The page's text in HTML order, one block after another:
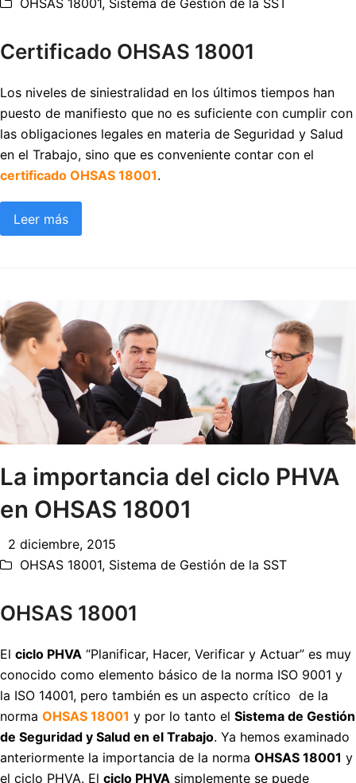
Certificado OHSAS 18001
Los niveles de siniestralidad en los últimos tiempos han
puesto de manifiesto que no es suficiente con cumplir con
las obligaciones legales en materia de Seguridad y Salud
en el Trabajo, sino que es conveniente contar con el
certificado OHSAS 18001.
Leer más
La importancia del ciclo PHVA
en OHSAS 18001
2 diciembre, 2015
OHSAS 18001, Sistema de Gestión de la SST
OHSAS 18001
El ciclo PHVA “Planificar, Hacer, Verificar y Actuar” es muy
conocido como elemento básico de la norma ISO 9001 y
la ISO 14001, pero también es un aspecto crítico de la
norma OHSAS 18001 y por lo tanto el Sistema de Gestión
de Seguridad y Salud en el Trabajo. Ya hemos examinado
anteriormente la importancia de la norma OHSAS 18001 y
el ciclo PHVA. El ciclo PHVA simplemente se puede